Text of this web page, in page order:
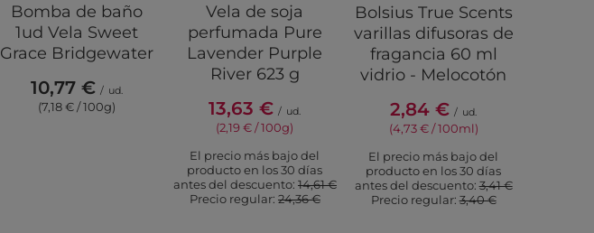
Bomba de baño
1ud Vela Sweet
Grace Bridgewater
10,77 € / ud.
(7,18 € / 100g)
Vela de soja
perfumada Pure
Lavender Purple
River 623 g
13,63 € / ud.
(2,19 € / 100g)
El precio más bajo del
producto en los 30 días
antes del descuento: 14,61 €
Precio regular: 24,36 €
Bolsius True Scents
varillas difusoras de
fragancia 60 ml
vidrio - Melocotón
2,84 € / ud.
(4,73 € / 100ml)
El precio más bajo del
producto en los 30 días
antes del descuento:3,41 €
Precio regular:3,40 €